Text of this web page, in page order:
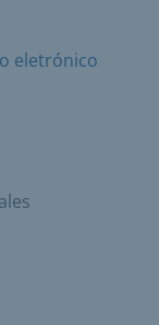
eletrónico